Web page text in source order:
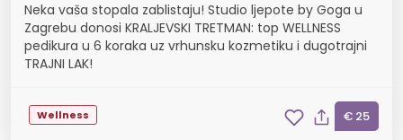
Neka vaša stopala zablistaju! Studio ljepote by Goga u
Zagrebu donosi KRALJEVSKI TRETMAN: top WELLNESS
pedikura u 6 koraka uz vrhunsku kozmetiku i dugotrajni
TRAJNI LAK!
Wellness € 25